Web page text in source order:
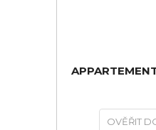
OVĚŘIT